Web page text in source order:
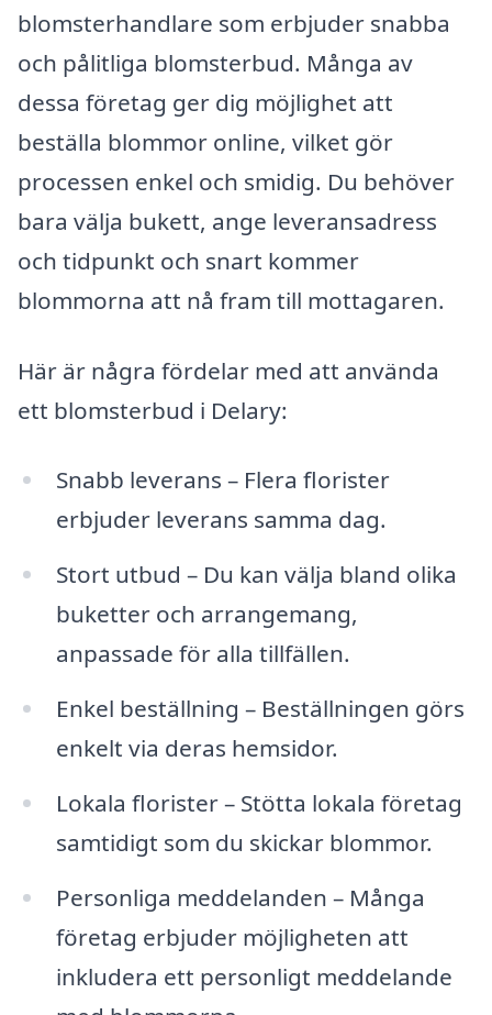
blomsterhandlare som erbjuder snabba
och pålitliga blomsterbud. Många av
dessa företag ger dig möjlighet att
beställa blommor online, vilket gör
processen enkel och smidig. Du behöver
bara välja bukett, ange leveransadress
och tidpunkt och snart kommer
blommorna att nå fram till mottagaren.
Här är några fördelar med att använda
ett blomsterbud i Delary:
Snabb leverans – Flera florister
erbjuder leverans samma dag.
Stort utbud – Du kan välja bland olika
buketter och arrangemang,
anpassade för alla tillfällen.
Enkel beställning – Beställningen görs
enkelt via deras hemsidor.
Lokala florister – Stötta lokala företag
samtidigt som du skickar blommor.
Personliga meddelanden – Många
företag erbjuder möjligheten att
inkludera ett personligt meddelande